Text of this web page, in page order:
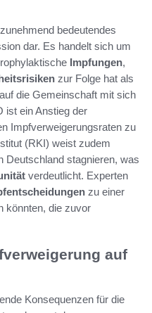
bedeutendes
dar. Es handelt sich um
Impfungen,
zur Folge hat als
die Gemeinschaft mit sich
ist ein Anstieg der
Impfverweigerungsraten zu
(RKI) weist zudem
Deutschland stagnieren, was
verdeutlicht. Experten
zu einer
könnten, die zuvor
auf
Konsequenzen für die